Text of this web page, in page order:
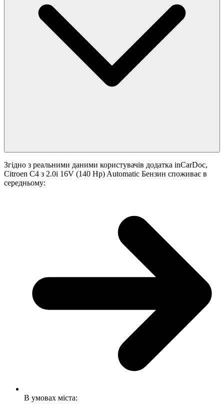
Згідно з реальними даними користувачів додатка inCarDoc,
Citroen C4 з 2.0i 16V (140 Hp) Automatic Бензин споживає в
середньому:
В умовах міста: